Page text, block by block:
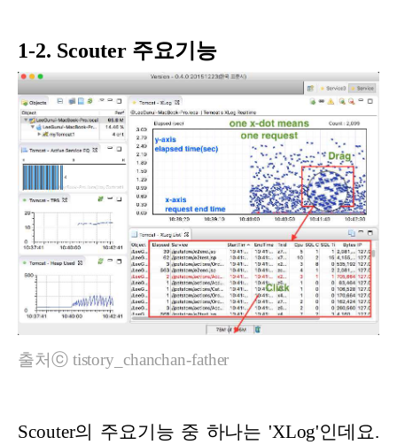
1-2. Scouter 주요기능
출처ⓒ tistory_chanchan-father
Scouter의 주요기능 중 하나는 'XLog'인데요.